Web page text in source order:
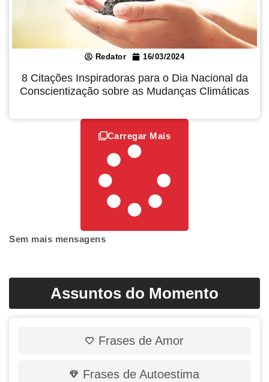
Redator 16/03/2024
8 Citações Inspiradoras para o Dia Nacional da
Conscientização sobre as Mudanças Climáticas
Carregar Mais
Sem mais mensagens
Assuntos do Momento
Frases de Amor
Frases de Autoestima